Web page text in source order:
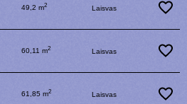
49,2 m2 Laisvas
60,11 m2 Laisvas
61,85 m2 Laisvas